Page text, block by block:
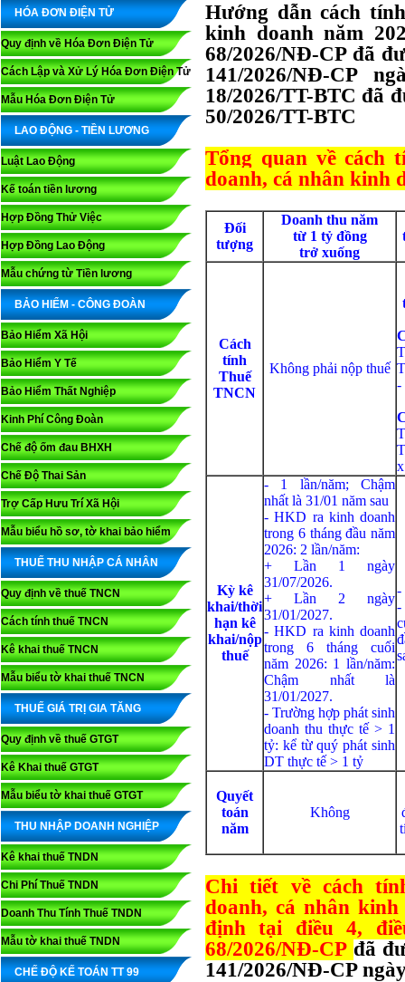
HÓA ĐƠN ĐIỆN TỬ
Quy định về Hóa Đơn Điện Tử
Cách Lập và Xử Lý Hóa Đơn Điện Tử
Mẫu Hóa Đơn Điện Tử
LAO ĐỘNG - TIỀN LƯƠNG
Luật Lao Động
Kế toán tiền lương
Hợp Đồng Thử Việc
Hợp Đồng Lao Động
Mẫu chứng từ Tiền lương
BẢO HIỂM - CÔNG ĐOÀN
Bảo Hiểm Xã Hội
Bảo Hiểm Y Tế
Bảo Hiểm Thất Nghiệp
Kinh Phí Công Đoàn
Chế độ ốm đau BHXH
Chế Độ Thai Sản
Trợ Cấp Hưu Trí Xã Hội
Mẫu biểu hồ sơ, tờ khai bảo hiểm
THUẾ THU NHẬP CÁ NHÂN
Quy định về thuế TNCN
Cách tính thuế TNCN
Kê khai thuế TNCN
Mẫu biểu tờ khai thuế TNCN
THUẾ GIÁ TRỊ GIA TĂNG
Quy định về thuế GTGT
Kê Khai thuế GTGT
Mẫu biểu tờ khai thuế GTGT
THU NHẬP DOANH NGHIỆP
Kê khai thuế TNDN
Chi Phí Thuế TNDN
Doanh Thu Tính Thuế TNDN
Mẫu tờ khai thuế TNDN
CHẾ ĐỘ KẾ TOÁN TT 99
Hướng dẫn cách
kinh doanh năm
68/2026/NĐ-CP đã
141/2026/NĐ-CP
18/2026/TT-BTC đã
50/2026/TT-BTC
Tổng quan về cách
doanh, cá nhân kinh
Đối
tượng
Doanh thu năm
từ 1 tỷ đồng
trở xuống
Cách
tính
Thuế
TNCN
Không phải nộp thuế
-
Kỳ kê
khai/thời
hạn kê
khai/nộp
thuế
- 1 lần/năm; Chậm
nhất là 31/01 năm sau
- HKD ra kinh doanh
trong 6 tháng đầu năm
2026: 2 lần/năm:
+ Lần 1 ngày
31/07/2026.
+ Lần 2 ngày
31/01/2027.
- HKD ra kinh doanh
trong 6 tháng cuối
năm 2026: 1 lần/năm:
Chậm nhất là
31/01/2027.
- Trường hợp phát sinh
doanh thu thực tế > 1
tỷ: kể từ quý phát sinh
DT thực tế > 1 tỷ
-
-
Quyết
toán
năm
Không
Chi tiết về cách
doanh, cá nhân
định tại điều 4,
68/2026/NĐ-CP đã
141/2026/NĐ-CP